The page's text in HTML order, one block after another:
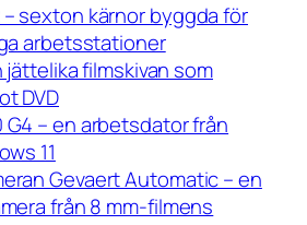
– sexton kärnor byggda för
arbetsstationer
jättelika filmskivan som
DVD
G4 – en arbetsdator från
11
Gevaert Automatic – en
från 8 mm-filmens